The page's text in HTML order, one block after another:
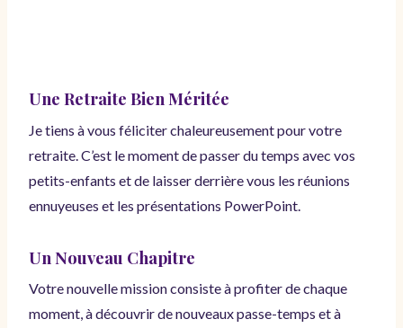
Une Retraite Bien Méritée
Je tiens à vous féliciter chaleureusement pour votre
retraite. C’est le moment de passer du temps avec vos
petits-enfants et de laisser derrière vous les réunions
ennuyeuses et les présentations PowerPoint.
Un Nouveau Chapitre
Votre nouvelle mission consiste à profiter de chaque
moment, à découvrir de nouveaux passe-temps et à